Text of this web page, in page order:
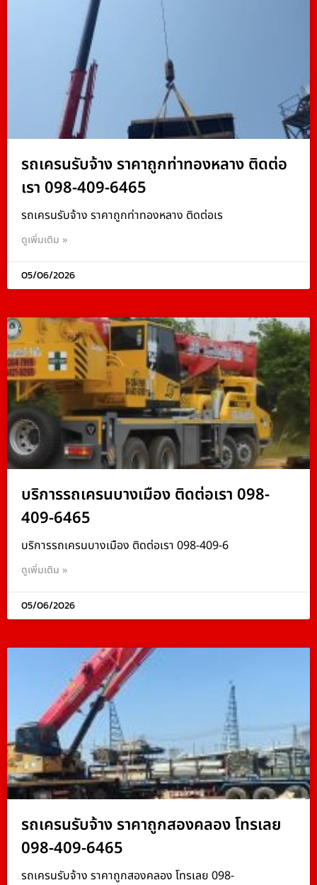
รถเครนรับจ้าง ราคาถูกท่าทองหลาง ติดต่อ
เรา 098-409-6465
รถเครนรับจ้าง ราคาถูกท่าทองหลาง ติดต่อเร
ดูเพิ่มเติม »
05/06/2026
บริการรถเครนบางเมือง ติดต่อเรา 098-
409-6465
บริการรถเครนบางเมือง ติดต่อเรา 098-409-6
ดูเพิ่มเติม »
05/06/2026
รถเครนรับจ้าง ราคาถูกสองคลอง โทรเลย
098-409-6465
รถเครนรับจ้าง ราคาถูกสองคลอง โทรเลย 098-